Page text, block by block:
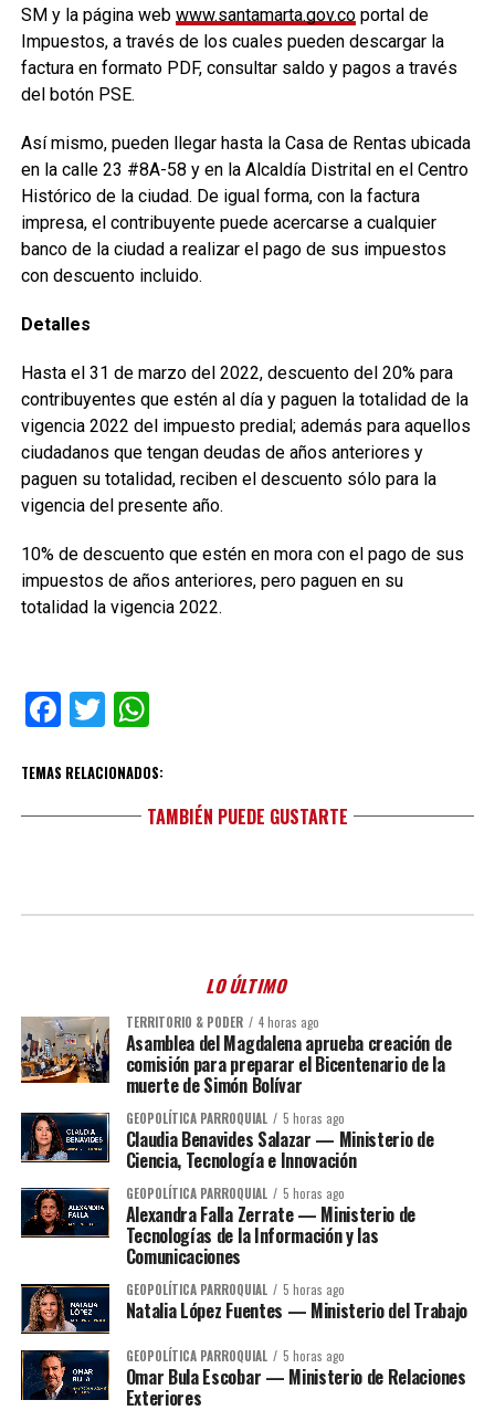
SM y la página web www.santamarta.gov.coportal de
Impuestos, a través de los cuales pueden descargar la
factura en formato PDF, consultar saldo y pagos a través
del botón PSE.
Así mismo, pueden llegar hasta la Casa de Rentas ubicada
en la calle 23 #8A-58 y en la Alcaldía Distrital en el Centro
Histórico de la ciudad. De igual forma, con la factura
impresa, el contribuyente puede acercarse a cualquier
banco de la ciudad a realizar el pago de sus impuestos
con descuento incluido.
Detalles
Hasta el 31 de marzo del 2022, descuento del 20% para
contribuyentes que estén al día y paguen la totalidad de la
vigencia 2022 del impuesto predial; además para aquellos
ciudadanos que tengan deudas de años anteriores y
paguen su totalidad, reciben el descuento sólo para la
vigencia del presente año.
10% de descuento que estén en mora con el pago de sus
impuestos de años anteriores, pero paguen en su
totalidad la vigencia 2022.
Facebook
TwitterWhatsApp
TEMAS RELACIONADOS:
TAMBIÉN PUEDE GUSTARTE
LO ÚLTIMO
TERRITORIO & PODER 4 horas ago
Asamblea del Magdalena aprueba creación de
comisión para preparar el Bicentenario de la
muerte de Simón Bolívar
GEOPOLÍTICA PARROQUIAL 5 horas ago
Claudia Benavides Salazar — Ministerio de
Ciencia, Tecnología e Innovación
GEOPOLÍTICA PARROQUIAL 5 horas ago
Alexandra Falla Zerrate — Ministerio de
Tecnologías de la Información y las
Comunicaciones
GEOPOLÍTICA PARROQUIAL 5 horas ago
Natalia López Fuentes — Ministerio del Trabajo
GEOPOLÍTICA PARROQUIAL 5 horas ago
Omar Bula Escobar — Ministerio de Relaciones
Exteriores